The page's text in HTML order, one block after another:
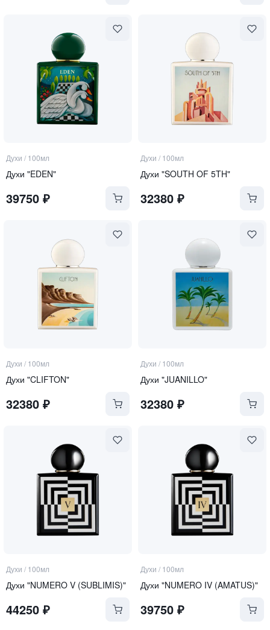
Духи / 100мл
Духи "EDEN"
39750 ₽
Духи / 100мл
Духи "SOUTH OF 5TH"
32380₽
Духи / 100мл
Духи "CLIFTON"
32380 ₽
Духи / 100мл
Духи "JUANILLO"
32380₽
Духи / 100мл
Духи "NUMERO V (SUBLIMIS)"
44250 ₽
Духи / 100мл
Духи "NUMERO IV (AMATUS)"
39750₽